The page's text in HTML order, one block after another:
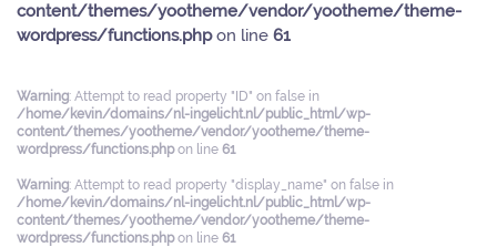
content/themes/yootheme/vendor/yootheme/theme-
wordpress/functions.phpon line 61
Warning: Attempt to read property "ID" on false in
/home/kevin/domains/nl-ingelicht.nl/public_html/wp-
content/themes/yootheme/vendor/yootheme/theme-
wordpress/functions.phpon line 61
Warning: Attempt to read property "display_name" on false in
/home/kevin/domains/nl-ingelicht.nl/public_html/wp-
content/themes/yootheme/vendor/yootheme/theme-
wordpress/functions.phpon line 61